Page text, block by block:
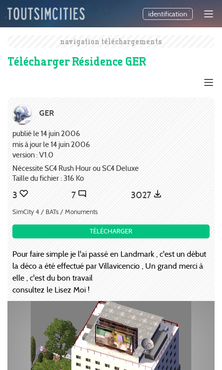
identification
navigation téléchargements
Télécharger Résidence GER
GER
publié le 14 juin 2006
mis à jour le 14 juin 2006
version : V1.0
Nécessite SC4 Rush Hour ou SC4 Deluxe
Taille du fichier : 316 Ko
3 7 3027
SimCity 4 / BATs / Monuments
TÉLÉCHARGER
Pour faire simple je l'ai passé en Landmark , c'est un début
la déco a été effectué par Villavicencio , Un grand merci à
elle , c'est du bon travail
consultez le Lisez Moi !